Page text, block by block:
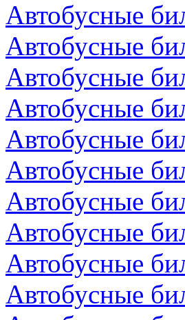
Автобусные
Автобусные
Автобусные
Автобусные
Автобусные
Автобусные
Автобусные
Автобусные
Автобусные
Автобусные